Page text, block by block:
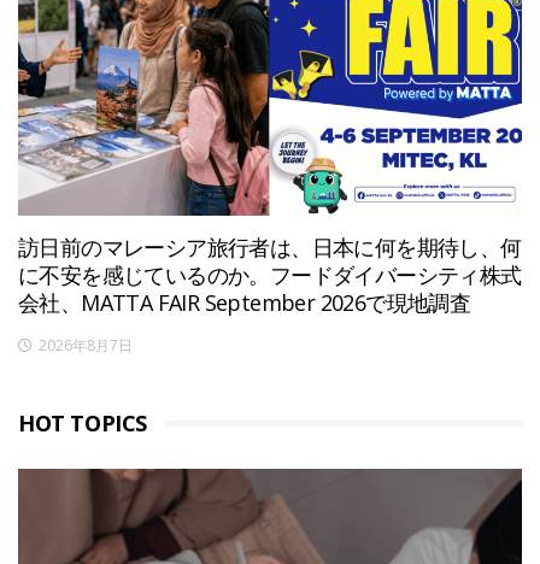
訪日前のマレーシア旅行者は、日本に何を期待し、何
に不安を感じているのか。フードダイバーシティ株式
会社、MATTA FAIR September 2026で現地調査
2026年8月7日
HOT TOPICS